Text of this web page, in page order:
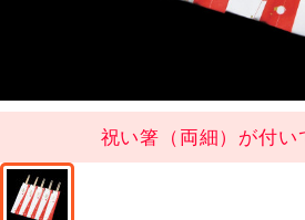
祝い箸（両細）が付い